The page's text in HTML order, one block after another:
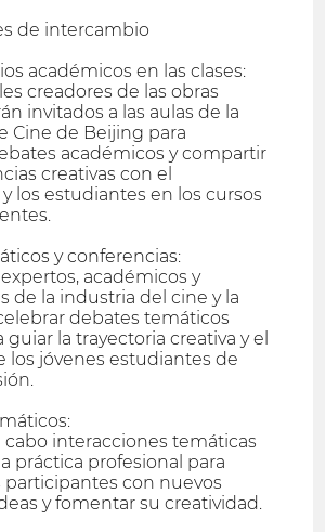
de intercambio
académicos en las clases:
creadores de las obras
invitados a las aulas de la
Cine de Beijing para
académicos y compartir
creativas con el
los estudiantes en los cursos
y conferencias:
académicos y
de la industria del cine y la
debates temáticos
la trayectoria creativa y el
los jóvenes estudiantes de
cabo interacciones temáticas
práctica profesional para
participantes con nuevos
y fomentar su creatividad.